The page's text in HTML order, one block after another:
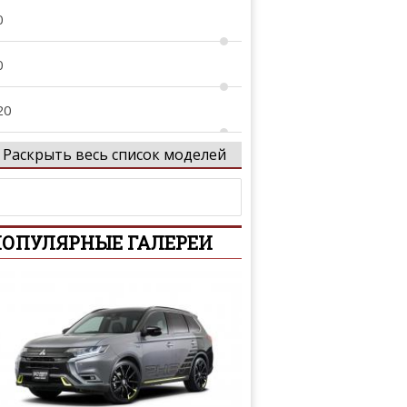
Allroad
Раскрыть весь список моделей
ГАЛЕРЕИ